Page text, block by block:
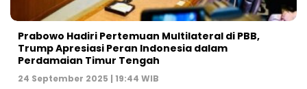
Prabowo Hadiri Pertemuan Multilateral di PBB,
Trump Apresiasi Peran Indonesia dalam
Perdamaian Timur Tengah
24 September 2025 | 19:44 WIB